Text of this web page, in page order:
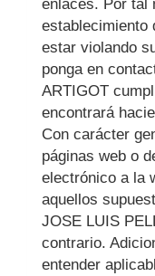
enlaces. Por tal
establecimiento
estar violando
ponga en
ARTIGOT
encontrará
Con carácter
páginas web o
electrónico a la
aquellos
JOSE LUIS
contrario.
entender